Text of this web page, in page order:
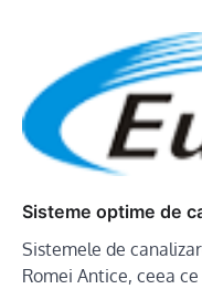
Sisteme optime de
Sistemele de
Romei Antice, ceea